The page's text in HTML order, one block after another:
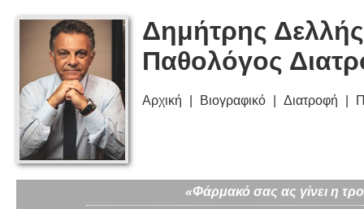
Δημήτρης
Παθολόγος
Αρχική Βιογραφικό Διατροφή
«Φάρμακό σας ας γίνει η